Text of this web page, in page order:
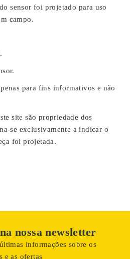
sensor foi projetado para uso
campo.
para fins informativos e não
site são propriedade dos
se exclusivamente a indicar o
foi projetada.
nossa newsletter
informações sobre os
e as ofertas